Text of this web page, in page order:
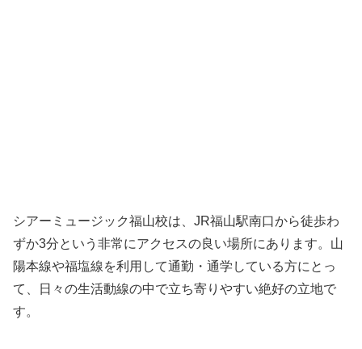
シアーミュージック福山校は、JR福山駅南口から徒歩わ
ずか3分という非常にアクセスの良い場所にあります。山
陽本線や福塩線を利用して通勤・通学している方にとっ
て、日々の生活動線の中で立ち寄りやすい絶好の立地で
す。